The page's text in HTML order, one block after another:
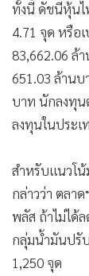
• เกม
• วิทยาศาสตร์
• SMEs
• หุ้น
• อินโดจีน
• กองทุนรวม
• Factcheck
• ญี่ปุ่น
• News1
ทั้งนี้ ดัชนีหุ้นไ
4.71 จุด หรือ
83,662.06 ล้
651.03 ล้าน
บาท นักลงทุน
ลงทุนในประ
สำหรับแนวโน้
กล่าวว่า ตลา
พลัส ถ้าไม่ได้
กลุ่มน้ำมันปรั
1,250 จุด